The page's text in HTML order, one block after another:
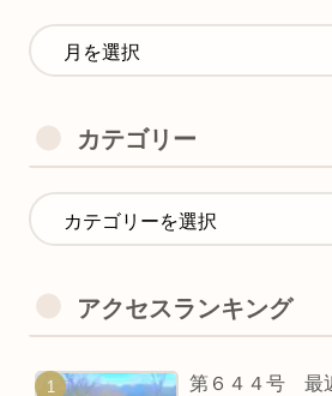
カテゴリー
アクセスランキング
第６４４号 最